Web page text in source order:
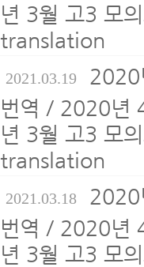
년 3월 고3 모
translation
2021.03.19 2020
번역 / 2020년
년 3월 고3 모
translation
2021.03.18 2020
번역 / 2020년
년 3월 고3 모